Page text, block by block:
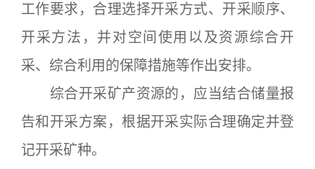
工作要求，合理选择开采方式、开采顺序、
开采方法，并对空间使用以及资源综合开
采、综合利用的保障措施等作出安排。
综合开采矿产资源的，应当结合储量报
告和开采方案，根据开采实际合理确定并登
记开采矿种。